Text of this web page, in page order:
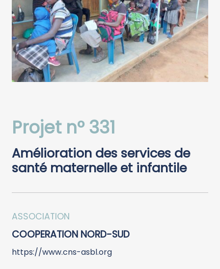
Projet n° 331
Amélioration des services de
santé maternelle et infantile
ASSOCIATION
COOPERATION NORD-SUD
https://www.cns-asbl.org